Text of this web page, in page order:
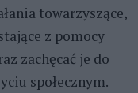
towarzyszące,
z pomocy
zachęcać je do
społecznym.